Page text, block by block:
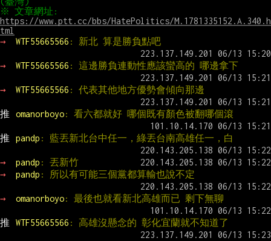
https://www.ptt.cc/bbs/HatePolitics/M.1781335152.A.340.h
tml
→
WTF55665566 : 新北 算是勝負點吧
→ WTF55665566 : 這邊勝負連動性應該蠻高的 哪邊拿下
→ WTF55665566 : 代表其他地方優勢會傾向那邊
推 omanorboyo: 看六都就好 哪個既有顏色被翻哪個滾
推 pandp : 藍丟新北台中任一，綠丟台南高雄任一，白
→ pandp : 丟新竹
→
pandp : 所以有可能三個黨都算輸也說不定
→ omanorboyo: 最後也就看新北高雄而已 剩下無聊
推 WTF55665566 : 高雄沒懸念的 彰化宜蘭就不知道了